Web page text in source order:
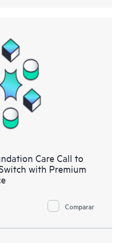
Care Call to
with Premium
Comparar